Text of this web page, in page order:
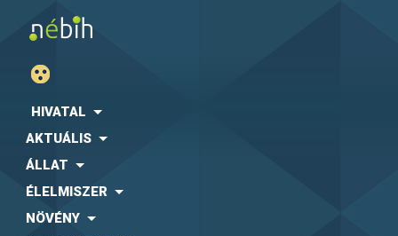
HIVATAL
AKTUÁLIS
ÁLLAT
ÉLELMISZER
NÖVÉNY